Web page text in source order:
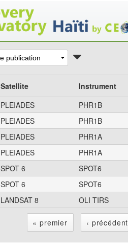
Satellite Instrument
PLEIADES PHR1B
PLEIADES PHR1B
PLEIADES PHR1A
PLEIADES PHR1A
SPOT 6 SPOT6
SPOT 6 SPOT6
LANDSAT 8 OLI TIRS
« premier ‹ précédent